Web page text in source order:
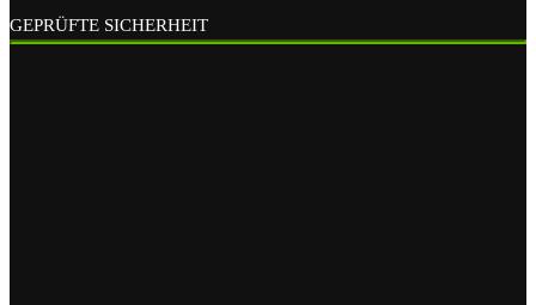
GEPRÜFTE SICHERHEIT